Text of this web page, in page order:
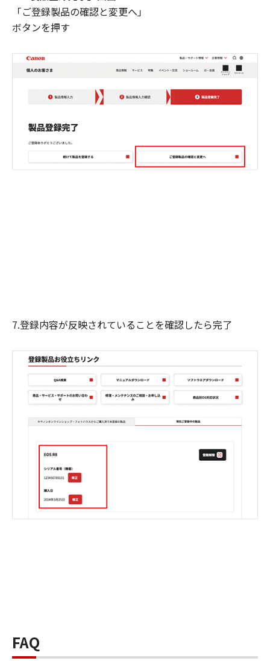
「ご登録製品の確認と変更へ」
ボタンを押す
7.登録内容が反映されていることを確認したら完了
FAQ